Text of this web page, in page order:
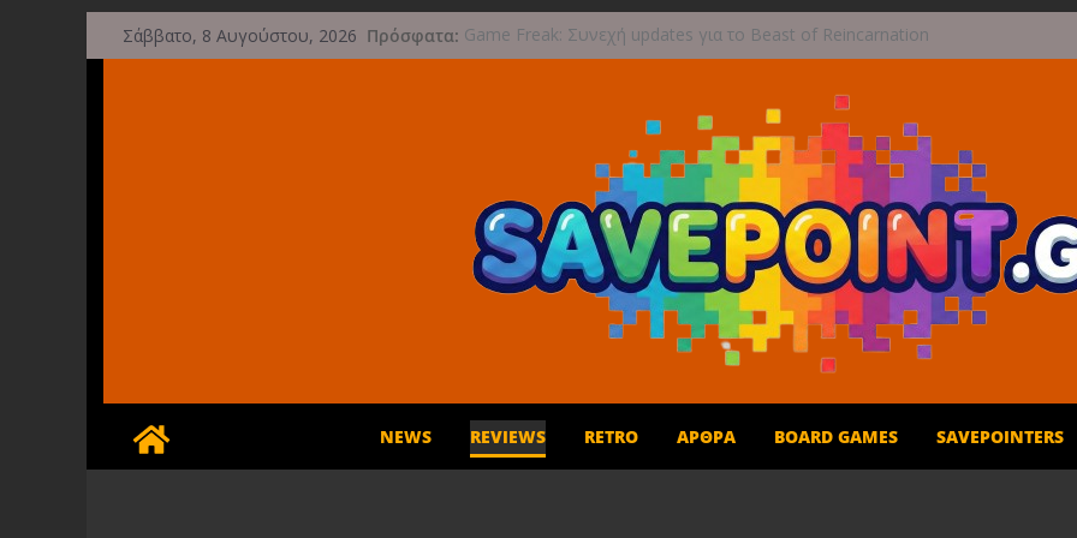
Μετάβαση
σε
Σάββατο, 8 Αυγούστου, 2026 Πρόσφατα: Game Freak: Συνεχή updates για το Beast of Reincarnation
μετά την ανάμεικτη υποδοχή
Διασχίστε τους ουρανούς με το Wild Blue Skies αυτό το
Διακοπές και παιχνίδι για όλη την οικογένεια!
Έρχεται 1η Σεπτεμβρίου το Crimson Moon
NEWS REVIEWS RETRO ΆΡΘΡΑ BOARD GAMES SAVEPOINTERS